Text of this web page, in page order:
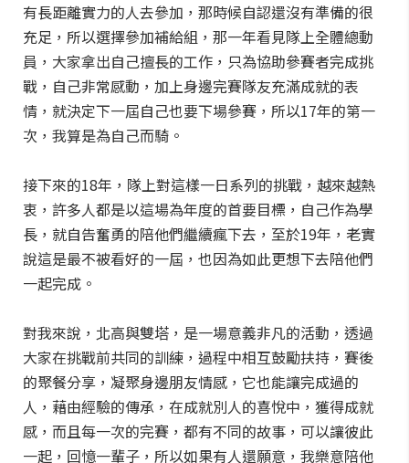
有長距離實力的人去參加，那時候自認還沒有準備的很
充足，所以選擇參加補給組，那一年看見隊上全體總動
員，大家拿出自己擅長的工作，只為協助參賽者完成挑
戰，自己非常感動，加上身邊完賽隊友充滿成就的表
情，就決定下一屆自己也要下場參賽，所以17年的第一
次，我算是為自己而騎。
接下來的18年，隊上對這樣一日系列的挑戰，越來越熱
衷，許多人都是以這場為年度的首要目標，自己作為學
長，就自告奮勇的陪他們繼續瘋下去，至於19年，老實
說這是最不被看好的一屆，也因為如此更想下去陪他們
一起完成。
對我來說，北高與雙塔，是一場意義非凡的活動，透過
大家在挑戰前共同的訓練，過程中相互鼓勵扶持，賽後
的聚餐分享，凝聚身邊朋友情感，它也能讓完成過的
人，藉由經驗的傳承，在成就別人的喜悅中，獲得成就
感，而且每一次的完賽，都有不同的故事，可以讓彼此
一起，回憶一輩子，所以如果有人還願意，我樂意陪他